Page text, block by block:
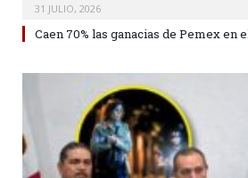
31 JULIO, 2026
Caen 70% las ganacias de Pemex en